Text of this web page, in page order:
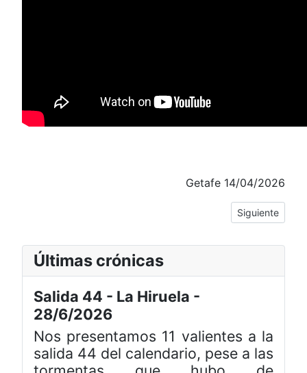
Getafe 14/04/2026
Artículo
Siguiente
Últimas crónicas
Salida 44 - La Hiruela -
28/6/2026
Nos presentamos 11 valientes a la
salida 44 del calendario, pese a las